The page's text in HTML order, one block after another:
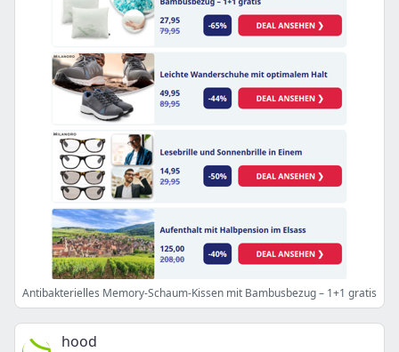
Antibakterielles Memory-Schaum-Kissen mit Bambusbezug – 1+1 gratis
hood